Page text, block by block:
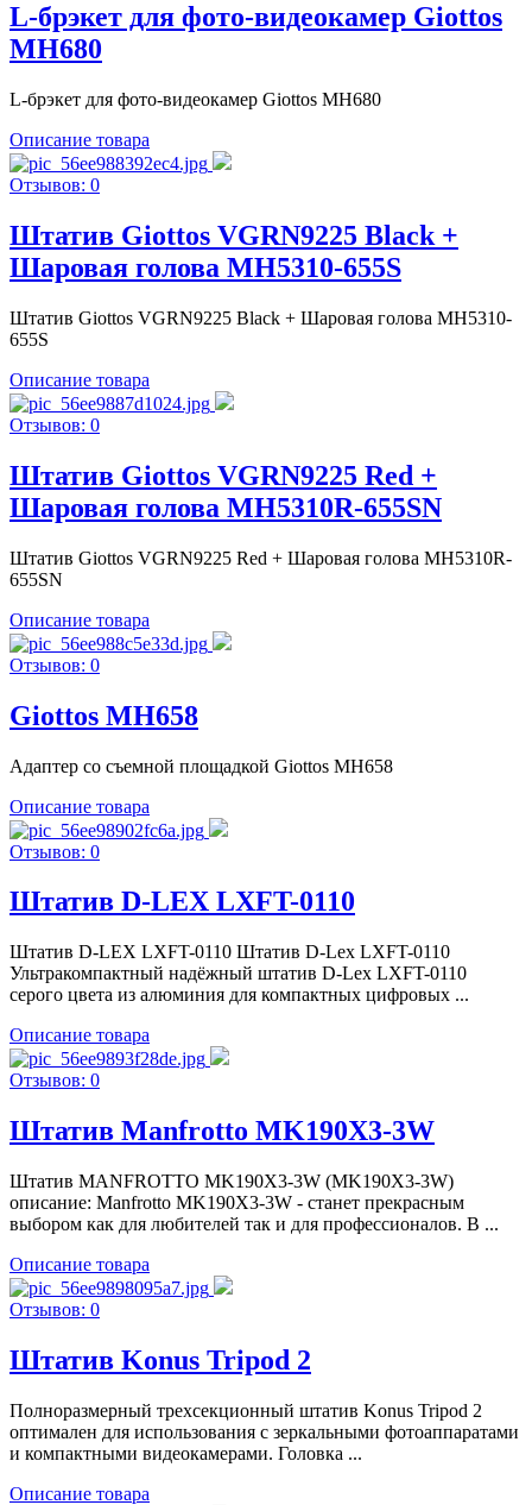
L-брэкет для фото-видеокамер Giottos
MH680
L-брэкет для фото-видеокамер Giottos MH680
Описание товара
Отзывов: 0
Штатив Giottos VGRN9225 Black +
Шаровая голова MH5310-655S
Штатив Giottos VGRN9225 Black + Шаровая голова MH5310-
655S
Описание товара
Отзывов: 0
Штатив Giottos VGRN9225 Red +
Шаровая голова MH5310R-655SN
Штатив Giottos VGRN9225 Red + Шаровая голова MH5310R-
655SN
Описание товара
Отзывов: 0
Giottos MH658
Адаптер со съемной площадкой Giottos MH658
Описание товара
Отзывов: 0
Штатив D-LEX LXFT-0110
Штатив D-LEX LXFT-0110 Штатив D-Lex LXFT-0110
Ультракомпактный надёжный штатив D-Lex LXFT-0110
серого цвета из алюминия для компактных цифровых ...
Описание товара
Отзывов: 0
Штатив Manfrotto MK190X3-3W
Штатив MANFROTTO MK190X3-3W (MK190X3-3W)
описание: Manfrotto MK190X3-3W - станет прекрасным
выбором как для любителей так и для профессионалов. В ...
Описание товара
Отзывов: 0
Штатив Konus Tripod 2
Полноразмерный трехсекционный штатив Konus Tripod 2
оптимален для использования с зеркальными фотоаппаратами
и компактными видеокамерами. Головка ...
Описание товара